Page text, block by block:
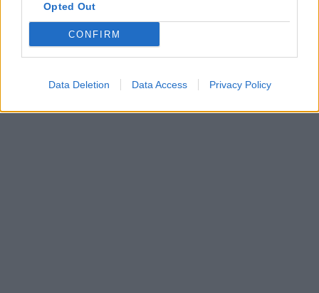
Opted Out
CONFIRM
Data Deletion Data Access Privacy Policy